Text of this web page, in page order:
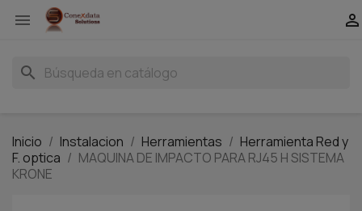
 
search
Inicio Instalacion Herramientas
Herramienta Red y
F. optica
MAQUINA DE IMPACTO PARA RJ45 H SISTEMA
KRONE